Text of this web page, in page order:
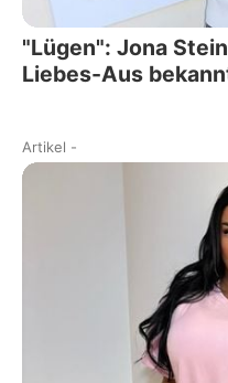
"Lügen": Jona
Liebes-Aus
Artikel -